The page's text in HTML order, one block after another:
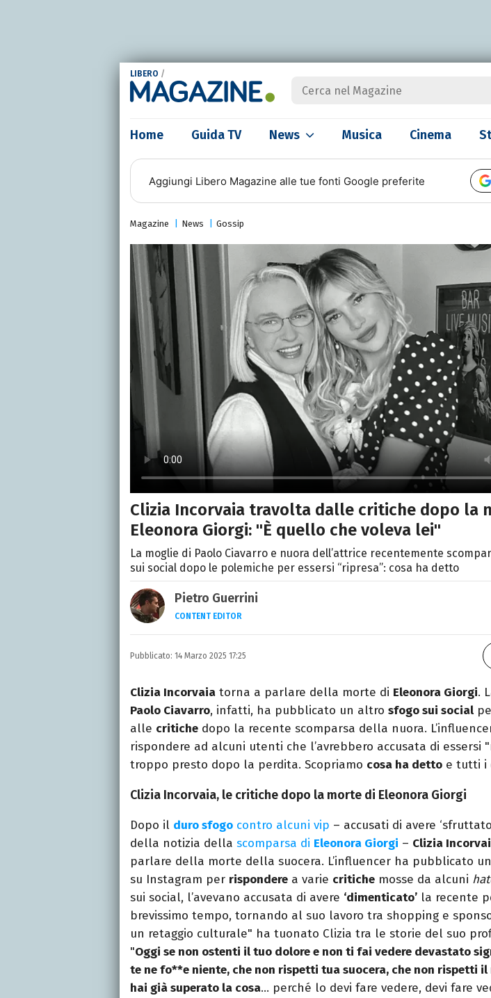
LIBERO /
Home Guida TV News Musica Cinema
Aggiungi Libero Magazine alle tue fonti Google preferite
Magazine News Gossip
Clizia Incorvaia travolta dalle critiche dopo la
Eleonora Giorgi: "È quello che voleva lei"
La moglie di Paolo Ciavarro e nuora dell’attrice recentemente
sui social dopo le polemiche per essersi “ripresa”: cosa ha detto
Pietro Guerrini
CONTENT EDITOR
Laurea in Lettere, smania di viaggi e passione per i
e della Pixar).
Pubblicato: 14 Marzo 2025 17:25
Clizia Incorvaia torna a parlare della morte di Eleonora Giorgi.
Paolo Ciavarro, infatti, ha pubblicato un altro sfogo sui social
alle critiche dopo la recente scomparsa della nuora.
rispondere ad alcuni utenti che l’avrebbero accusata di essersi
troppo presto dopo la perdita. Scopriamo cosa ha detto e tutti i
Clizia Incorvaia, le critiche dopo la morte di Eleonora Giorgi
Dopo il duro sfogo contro alcuni vip – accusati di avere
della notizia della scomparsa di Eleonora Giorgi – Clizia
parlare della morte della suocera. L’influencer ha pubblicato
su Instagram per rispondere a varie critiche mosse da alcuni
sui social, l’avevano accusata di avere ‘dimenticato’ la recente
brevissimo tempo, tornando al suo lavoro tra shopping e
un retaggio culturale" ha tuonato Clizia tra le storie del suo
"Oggi se non ostenti il tuo dolore e non ti fai vedere devastato
te ne fo**e niente, che non rispetti tua suocera, che non rispetti il
hai già superato la cosa… perché lo devi fare vedere, devi fare